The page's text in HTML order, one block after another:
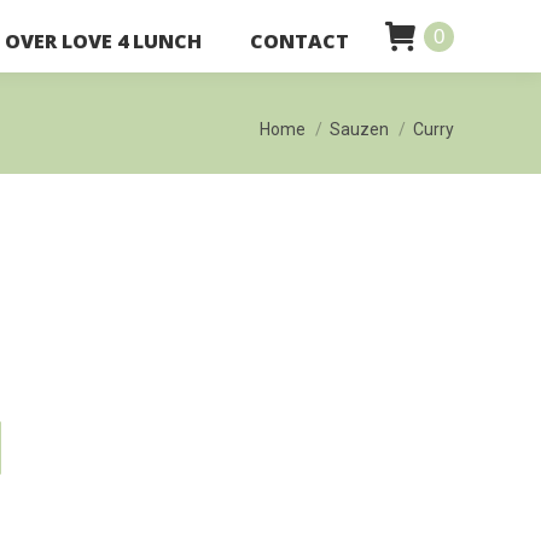
OVER LOVE 4 LUNCH CONTACT 0
Je bent hier:
Home Sauzen Curry